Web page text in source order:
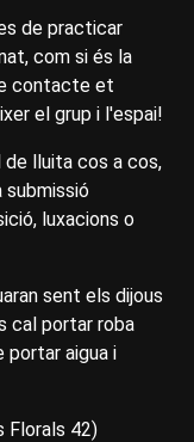
de practicar
com si és la
contacte et
el grup i l'espai!
de lluita cos a cos,
submissió
luxacions o
sent els dijous
cal portar roba
aigua i
Florals 42)